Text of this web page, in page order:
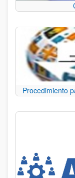
Procedimiento